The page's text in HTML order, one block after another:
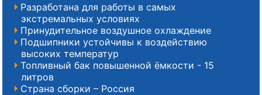
Разработана для работы в самых
экстремальных условиях
Принудительное воздушное охлаждение
Подшипники устойчивы к воздействию
высоких температур
Топливный бак повышенной ёмкости - 15
литров
Страна сборки – Россия